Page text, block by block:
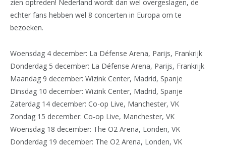
zien optreden! Nederland wordt dan wel overgeslagen, de
echter fans hebben wel 8 concerten in Europa om te
bezoeken.
Woensdag 4 december: La Défense Arena, Parijs, Frankrijk
Donderdag 5 december: La Défense Arena, Parijs, Frankrijk
Maandag 9 december: Wizink Center, Madrid, Spanje
Dinsdag 10 december: Wizink Center, Madrid, Spanje
Zaterdag 14 december: Co-op Live, Manchester, VK
Zondag 15 december: Co-op Live, Manchester, VK
Woensdag 18 december: The O2 Arena, Londen, VK
Donderdag 19 december: The O2 Arena, Londen, VK